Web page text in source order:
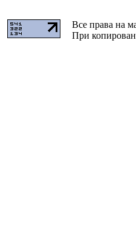
Все права на
При